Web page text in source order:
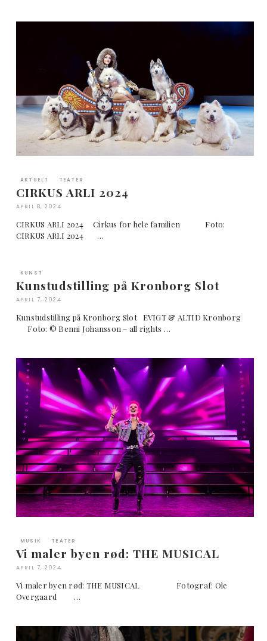
AKTUELT TEATER
CIRKUS ARLI 2024
APRIL 8, 2024
CIRKUS ARLI 2024 Cirkus for hele familien Foto:
CIRKUS ARLI 2024 …
KUNST
Kunstudstilling på Kronborg Slot
APRIL 7, 2024
Kunstudstilling på Kronborg Slot EVIGT & ALTID Kronborg
Foto: © Benni Johansson – all rights …
MUSIK TEATER
Vi maler byen rød: THE MUSICAL
APRIL 7, 2024
Vi maler byen rød: THE MUSICAL Fotograf: Ole
Overgaard …